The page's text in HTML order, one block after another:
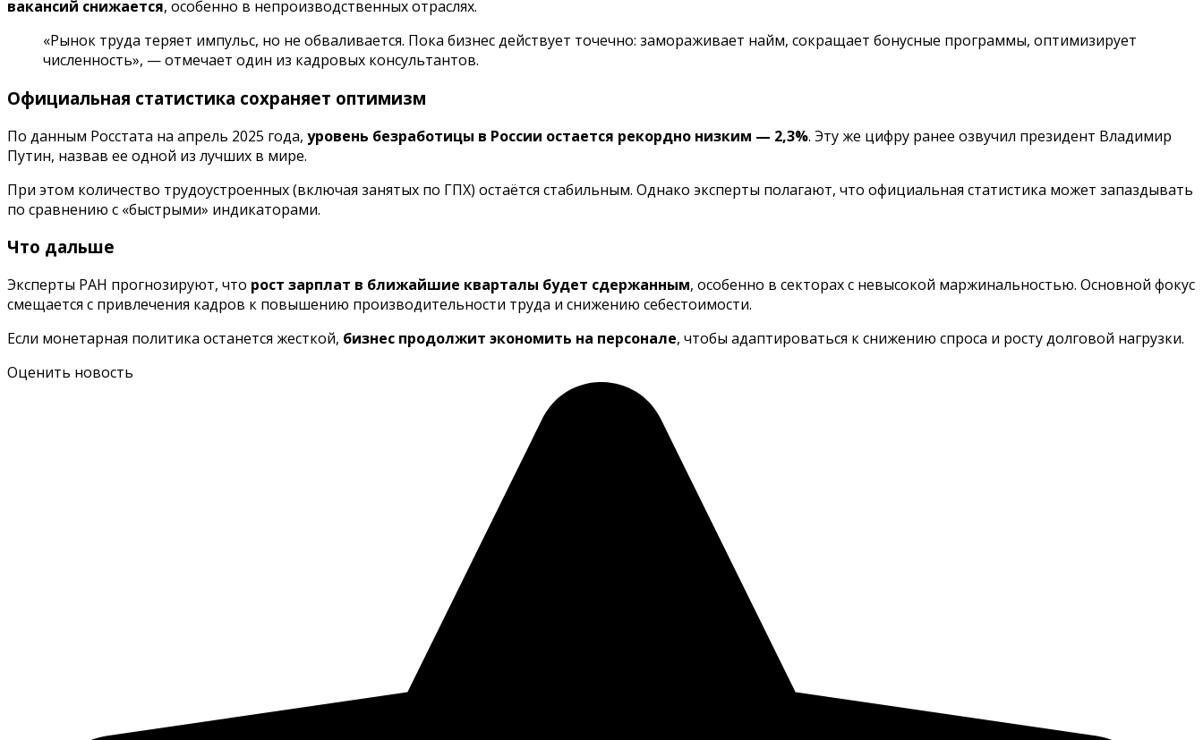
вакансий снижается, особенно в непроизводственных отраслях.
«Рынок труда теряет импульс, но не обваливается. Пока бизнес действует точечно: замораживает найм, сокращает бонусные программы, оптимизирует
численность», — отмечает один из кадровых консультантов.
Официальная статистика сохраняет оптимизм
По данным Росстата на апрель 2025 года, уровень безработицы в России остается рекордно низким — 2,3%. Эту же цифру ранее озвучил президент Владимир
Путин, назвав ее одной из лучших в мире.
При этом количество трудоустроенных (включая занятых по ГПХ) остаётся стабильным. Однако эксперты полагают, что официальная статистика может запаздывать
по сравнению с «быстрыми» индикаторами.
Что дальше
Эксперты РАН прогнозируют, что рост зарплат в ближайшие кварталы будет сдержанным, особенно в секторах с невысокой маржинальностью. Основной фокус
смещается с привлечения кадров к повышению производительности труда и снижению себестоимости.
Если монетарная политика останется жесткой, бизнес продолжит экономить на персонале, чтобы адаптироваться к снижению спроса и росту долговой нагрузки.
Оценить новость